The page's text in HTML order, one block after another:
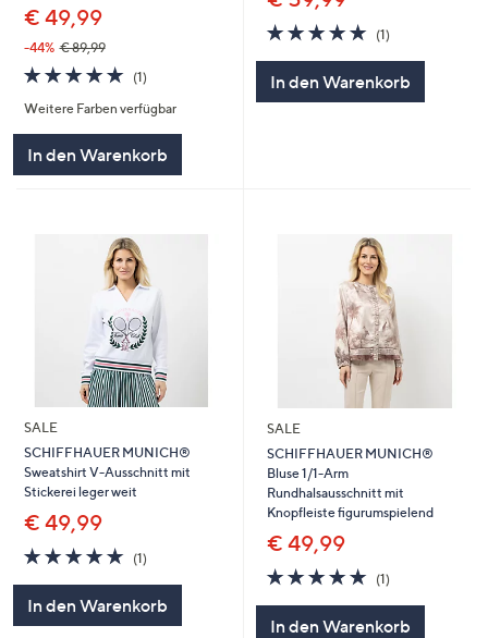
€ 49,99
-44% € 89,99
5.0
von
5
(1)
Weitere Farben verfügbar
In den Warenkorb
5.0
von
5
(1)
In den Warenkorb
SALE
SCHIFFHAUER MUNICH®
Sweatshirt V-Ausschnitt mit
Stickerei leger weit
€ 49,99
5.0
von
(1)
In den Warenkorb
SALE
SCHIFFHAUER MUNICH®
Bluse 1/1-Arm
Rundhalsausschnitt mit
Knopfleiste figurumspielend
€ 49,99
5.0
von
5
(1)
In den Warenkorb